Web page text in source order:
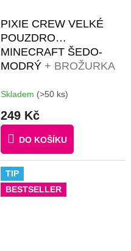
PIXIE CREW VELKÉ
POUZDRO
MINECRAFT ŠEDO-
MODRÝ + BROŽURKA
NÁPADŮ + 50
MALÝCH
RŮZNOBAREVNÝCH
PIXELŮ
Skladem (>50 ks)
249 Kč
DO KOŠÍKU
TIP
BESTSELLER